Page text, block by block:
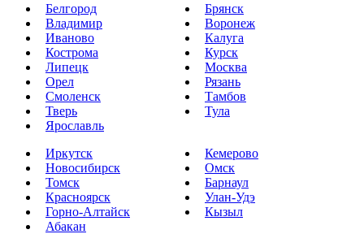
Белгород
Брянск
Владимир
Воронеж
Иваново
Калуга
Кострома
Курск
Липецк
Москва
Орел
Рязань
Смоленск
Тамбов
Тверь
Тула
Ярославль
Иркутск
Кемерово
Новосибирск
Омск
Томск
Барнаул
Красноярск
Улан-Удэ
Горно-Алтайск
Кызыл
Абакан